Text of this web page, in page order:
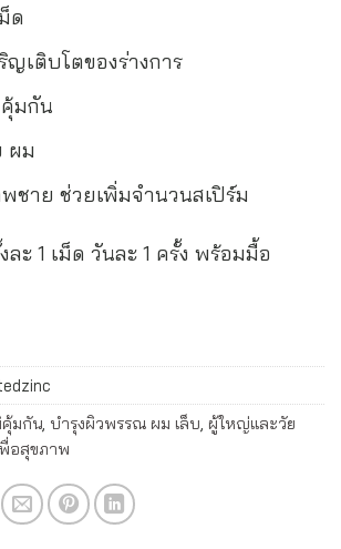
ด
ญเติบโตของร่างการ
คุ้มกัน
ผม
ชาย ช่วยเพิ่มจำนวนสเปิร์ม
ะ 1 เม็ด วันละ 1 ครั้ง พร้อมมื้อ
คุ้มกัน บำรุงผิวพรรณ ผม เล็บ ผู้ใหญ่และวัย
พื่อสุขภาพ